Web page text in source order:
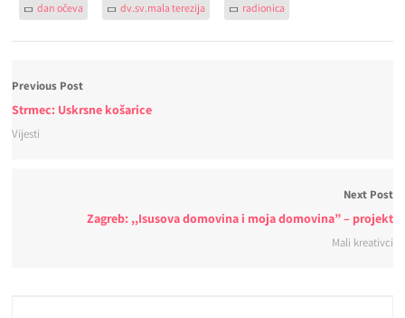
dan očeva dv.sv.mala terezija radionica
Previous Post
Strmec: Uskrsne košarice
Vijesti
Next Post
Zagreb: ,,Isusova domovina i moja domovina” – projekt
Mali kreativci